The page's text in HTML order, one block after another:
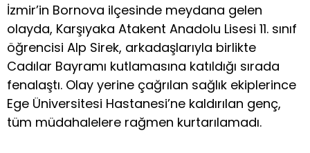
İzmir’in Bornova ilçesinde meydana gelen
olayda, Karşıyaka Atakent Anadolu Lisesi 11. sınıf
öğrencisi Alp Sirek, arkadaşlarıyla birlikte
Cadılar Bayramı kutlamasına katıldığı sırada
fenalaştı. Olay yerine çağrılan sağlık ekiplerince
Ege Üniversitesi Hastanesi’ne kaldırılan genç,
tüm müdahalelere rağmen kurtarılamadı.